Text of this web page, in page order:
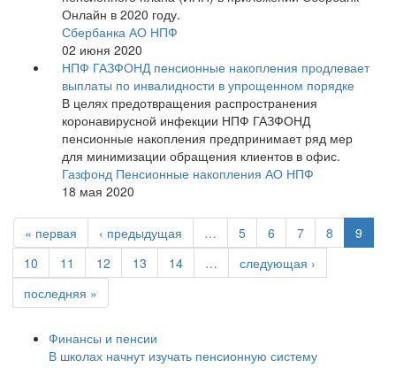
Онлайн в 2020 году.
Сбербанка АО НПФ
02 июня 2020
НПФ ГАЗФОНД пенсионные накопления продлевает
выплаты по инвалидности в упрощенном порядке
В целях предотвращения распространения
коронавирусной инфекции НПФ ГАЗФОНД
пенсионные накопления предпринимает ряд мер
для минимизации обращения клиентов в офис.
Газфонд Пенсионные накопления АО НПФ
18 мая 2020
« первая ‹ предыдущая … 5 6 7 8
9
10
11 12 13 14 …
следующая ›
последняя »
Финансы и пенсии
В школах начнут изучать пенсионную систему